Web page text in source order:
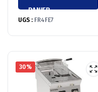
prix
initial
562,00 €.
prix
actuel
793,40 €.
PANIER
UGS : FR4FE7
30%